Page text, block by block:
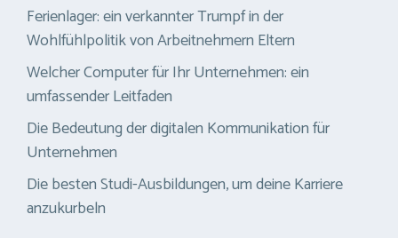
Ferienlager: ein verkannter Trumpf in der
Wohlfühlpolitik von Arbeitnehmern Eltern
Welcher Computer für Ihr Unternehmen: ein
umfassender Leitfaden
Die Bedeutung der digitalen Kommunikation für
Unternehmen
Die besten Studi-Ausbildungen, um deine Karriere
anzukurbeln